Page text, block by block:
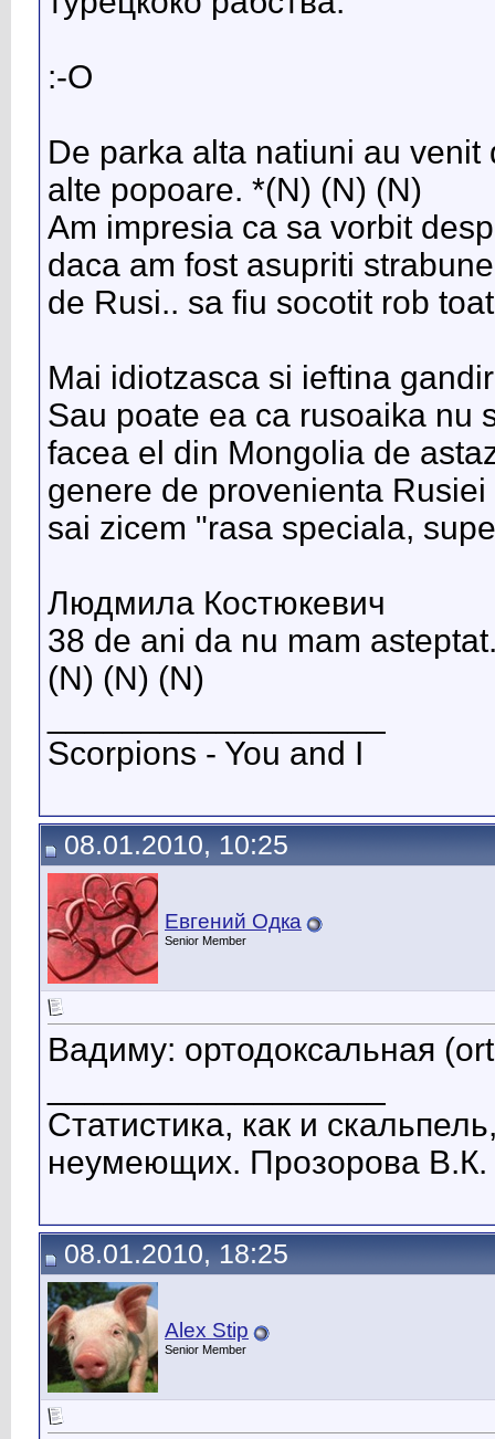
:-O
De parka alta natiuni au
alte popoare. *(N) (N) (N)
Am impresia ca sa vorbit
daca am fost asupriti
de Rusi.. sa fiu socotit rob
Mai idiotzasca si ieftina
Sau poate ea ca rusoaika nu
facea el din Mongolia de
genere de provenienta
sai zicem "rasa speciala,
Людмила Костюкевич
38 de ani da nu mam
(N) (N) (N)
Scorpions - You and I
08.01.2010, 10:25
Евгений Одка
Senior Member
Вадиму: ортодоксальная
Статистика, как и
неумеющих. Прозорова В.К.
08.01.2010, 18:25
Alex Stip
Senior Member